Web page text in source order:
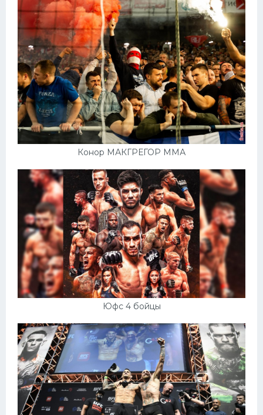
Конор МАКГРЕГОР ММА
Юфс 4 бойцы